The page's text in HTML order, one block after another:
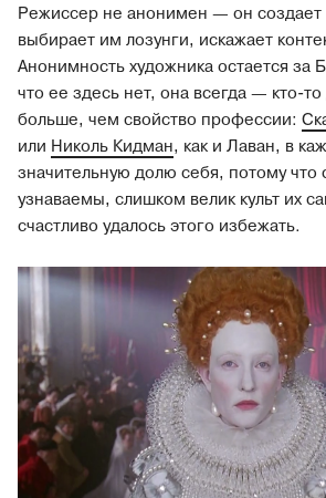
Режиссер не анонимен — он
выбирает им лозунги, искажает
Анонимность художника остается за
что ее здесь нет, она всегда — кто-
больше, чем свойство профессии:
или Николь Кидман, как и Лаван, в
значительную долю себя, потому что
узнаваемы, слишком велик культ их
счастливо удалось этого избежать.